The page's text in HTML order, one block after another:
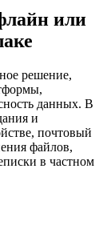
или
решение,
данных. В
и
почтовый
файлов,
в частном